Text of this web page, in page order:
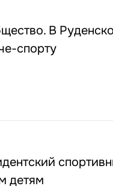
В
спорту
детям